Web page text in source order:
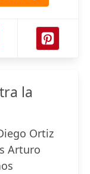
la
Ortiz
Arturo